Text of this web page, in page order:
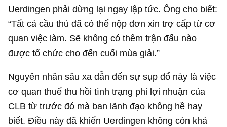
Uerdingen phải dừng lại ngay lập tức. Ông cho biết:
“Tất cả cầu thủ đã có thể nộp đơn xin trợ cấp từ cơ
quan việc làm. Sẽ không có thêm trận đấu nào
được tổ chức cho đến cuối mùa giải.”
Nguyên nhân sâu xa dẫn đến sự sụp đổ này là việc
cơ quan thuế thu hồi tình trạng phi lợi nhuận của
CLB từ trước đó mà ban lãnh đạo không hề hay
biết. Điều này đã khiến Uerdingen không còn khả